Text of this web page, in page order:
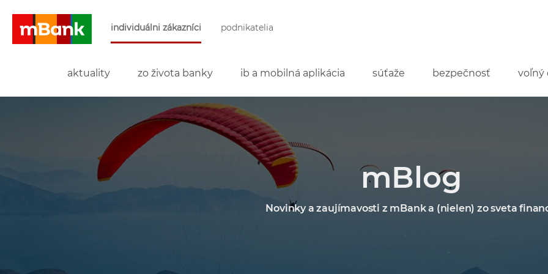
individuálni zákazníci podnikatelia
aktuality zo života banky ib a mobilná aplikácia súťaže bezpečnosť voľný
mBlog
Novinky a zaujímavosti z mBank a (nielen) zo sveta